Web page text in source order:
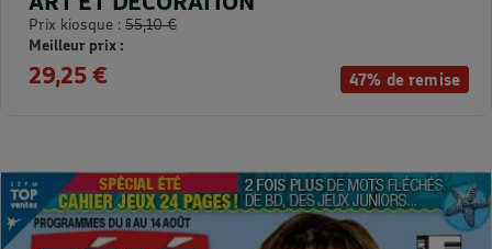
47% de remise
Prix kiosque : 55,10 €
Meilleur prix :
29,25 €